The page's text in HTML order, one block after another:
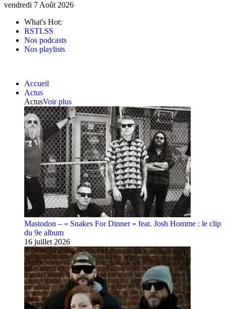
vendredi 7 Août 2026
What's Hot:
RSTLSS
Nos podcasts
Nos playlists
Accueil
Actus
ActusVoir plus
Mastodon – « Snakes For Dinner » feat. Josh Homme : le clip
du 9e album
16 juillet 2026